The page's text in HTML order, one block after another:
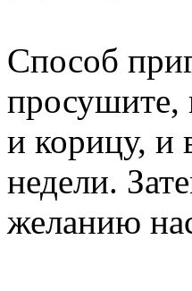
Способ
просушите,
и корицу, и
недели.
желанию